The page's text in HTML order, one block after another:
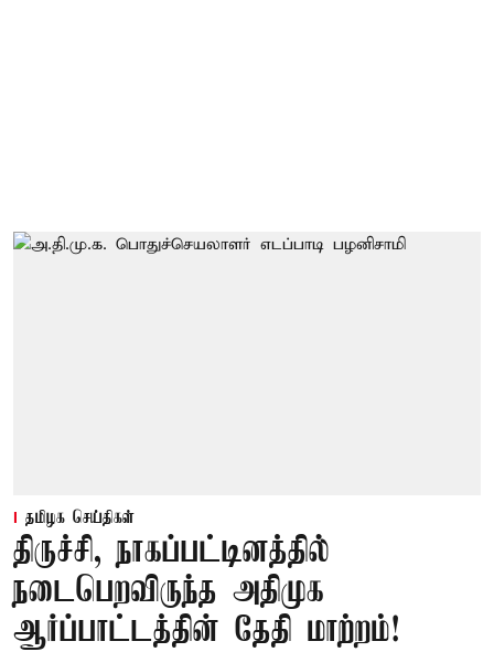
தமிழக செய்திகள்
திருச்சி, நாகப்பட்டினத்தில்
நடைபெறவிருந்த அதிமுக
ஆர்ப்பாட்டத்தின் தேதி மாற்றம்!